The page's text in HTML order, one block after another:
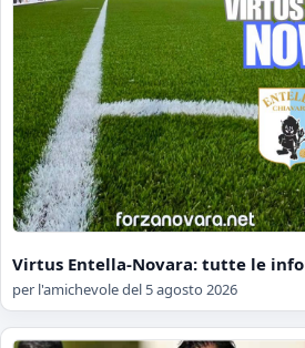
Virtus Entella-Novara: tutte le info
per l'amichevole del 5 agosto 2026